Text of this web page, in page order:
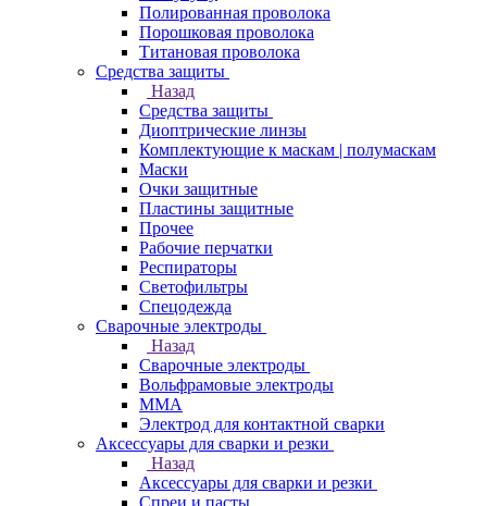
Полированная проволока
Порошковая проволока
Титановая проволока
Средства защиты
Назад
Средства защиты
Диоптрические линзы
Комплектующие к маскам | полумаскам
Маски
Очки защитные
Пластины защитные
Прочее
Рабочие перчатки
Респираторы
Светофильтры
Спецодежда
Сварочные электроды
Назад
Сварочные электроды
Вольфрамовые электроды
ММА
Электрод для контактной сварки
Аксессуары для сварки и резки
Назад
Аксессуары для сварки и резки
Спреи и пасты